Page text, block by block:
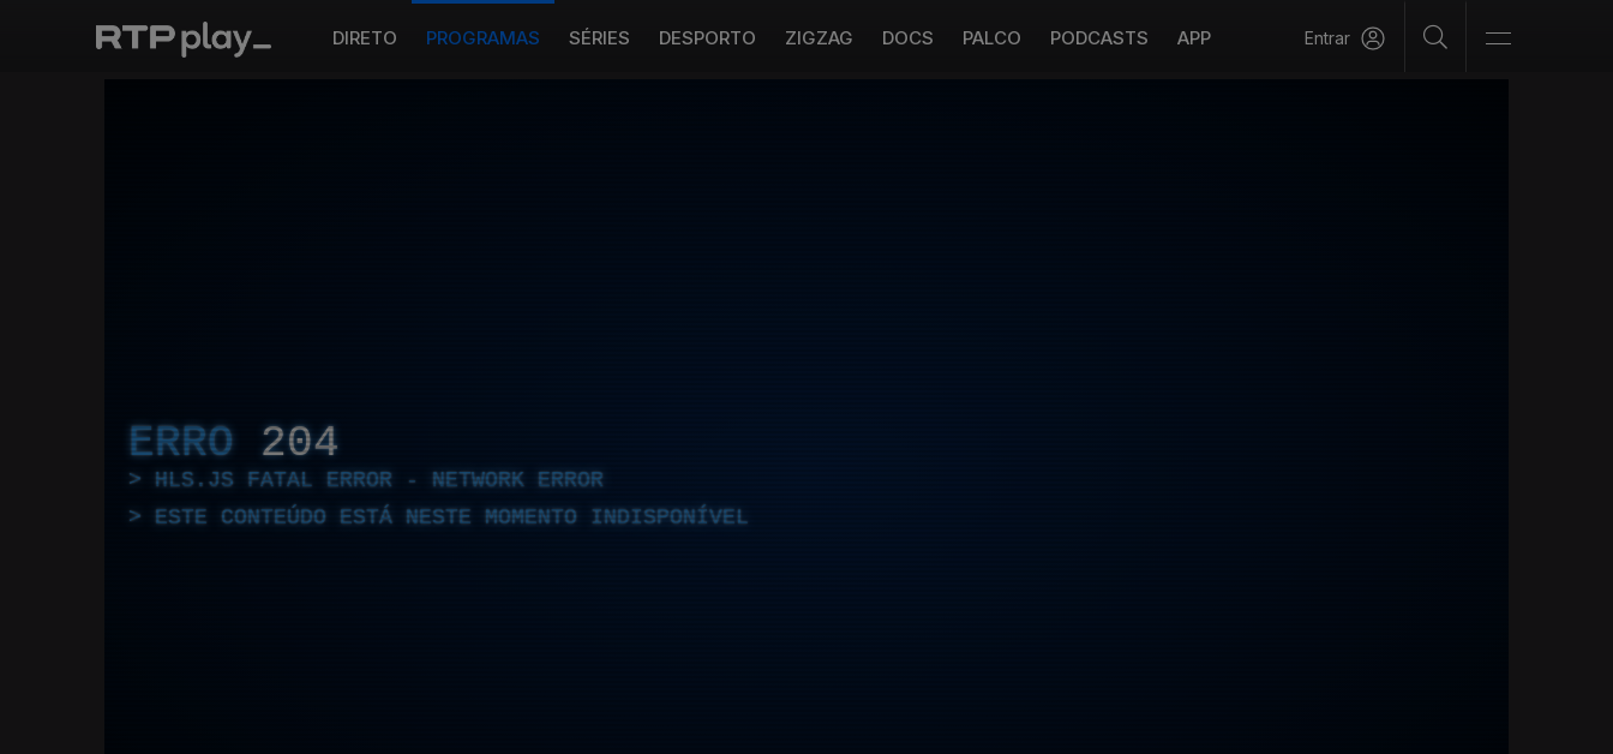
DIRETO PROGRAMAS SÉRIES DESPORTO ZIGZAG DOCS PALCO PODCASTS APP Entrar
ERRO 204
HLS.JS FATAL ERROR - NETWORK ERROR
ESTE CONTEÚDO ESTÁ NESTE MOMENTO INDISPONÍVEL